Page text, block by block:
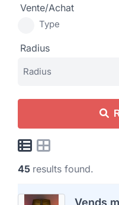
Vente/Achat
Type
Radius
45 results found.